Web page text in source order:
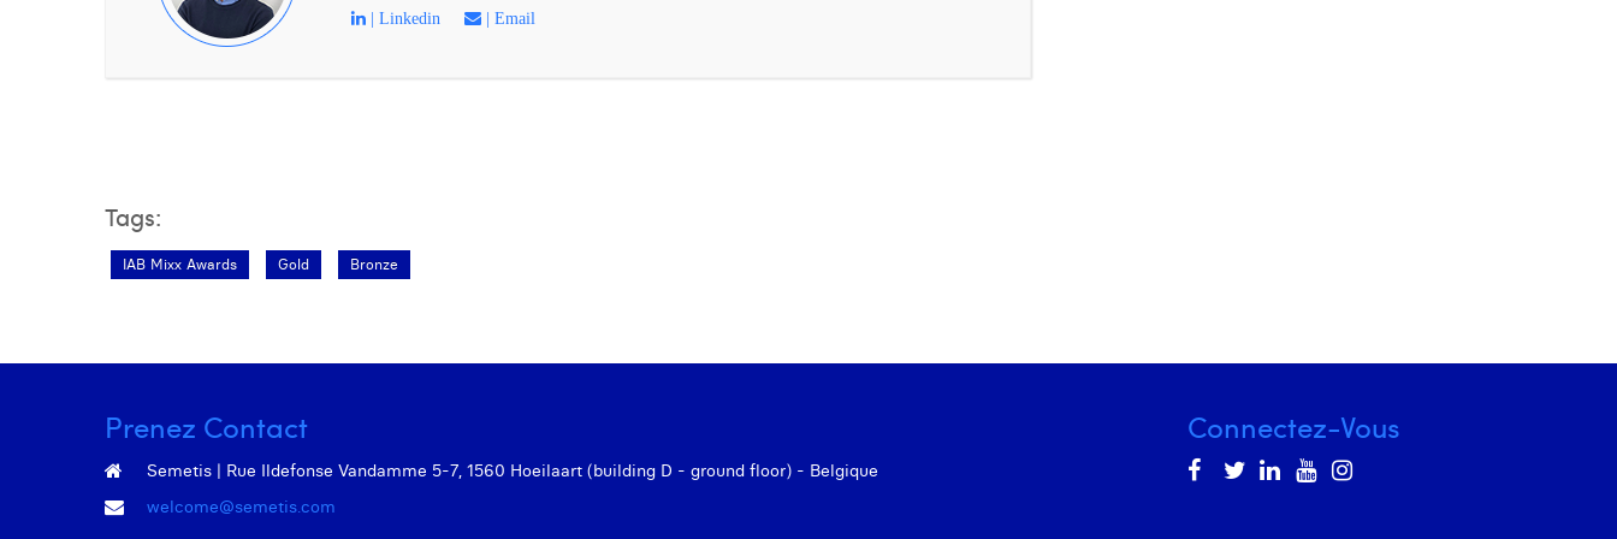
| Linkedin | Email
Tags:
IAB Mixx Awards Gold Bronze
Prenez Contact
Semetis | Rue Ildefonse Vandamme 5-7, 1560 Hoeilaart (building D - ground floor) - Belgique
welcome@semetis.com
Connectez-Vous